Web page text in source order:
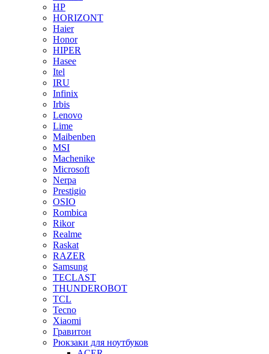
HP
HORIZONT
Haier
Honor
HIPER
Hasee
Itel
IRU
Infinix
Irbis
Lenovo
Lime
Maibenben
MSI
Machenike
Microsoft
Nerpa
Prestigio
OSIO
Rombica
Rikor
Realme
Raskat
RAZER
Samsung
TECLAST
THUNDEROBOT
TCL
Tecno
Xiaomi
Гравитон
Рюкзаки для ноутбуков